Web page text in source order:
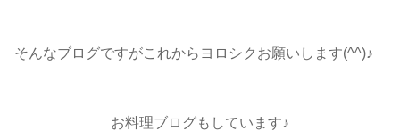
そんなブログですがこれからヨロシクお願いします(^^)♪
お料理ブログもしています♪